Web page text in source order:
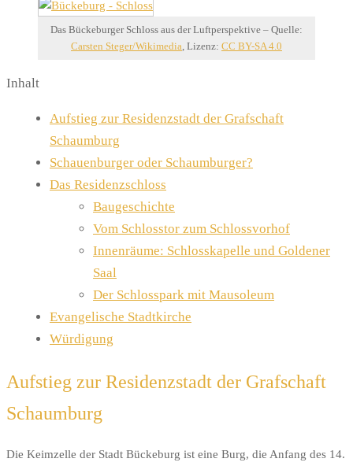
Das Bückeburger Schloss aus der Luftperspektive – Quelle:
Carsten Steger/Wikimedia , Lizenz: CC BY-SA 4.0
Inhalt
Aufstieg zur Residenzstadt der Grafschaft
Schaumburg
Schauenburger oder Schaumburger?
Das Residenzschloss
Baugeschichte
Vom Schlosstor zum Schlossvorhof
Innenräume: Schlosskapelle und Goldener
Saal
Der Schlosspark mit Mausoleum
Evangelische Stadtkirche
Würdigung
Aufstieg zur Residenzstadt der Grafschaft
Schaumburg
Die Keimzelle der Stadt Bückeburg ist eine Burg, die Anfang des 14.